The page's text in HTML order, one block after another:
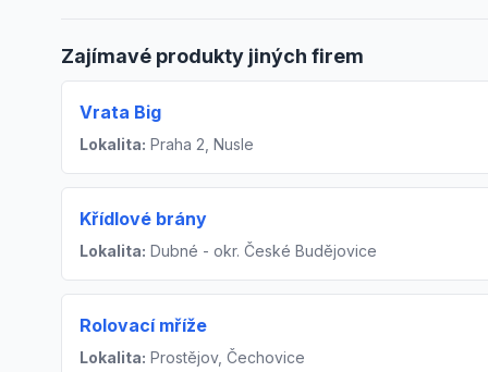
Zajímavé produkty jiných firem
Vrata Big
Lokalita: Praha 2, Nusle
Křídlové brány
Lokalita: Dubné - okr. České Budějovice
Rolovací mříže
Lokalita: Prostějov, Čechovice